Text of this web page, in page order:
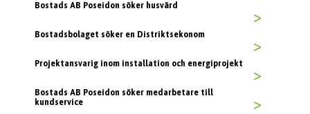
Bostads AB Poseidon söker husvärd
>
Bostadsbolaget söker en Distriktsekonom
>
Projektansvarig inom installation och energiprojekt
>
Bostads AB Poseidon söker medarbetare till
kundservice
>